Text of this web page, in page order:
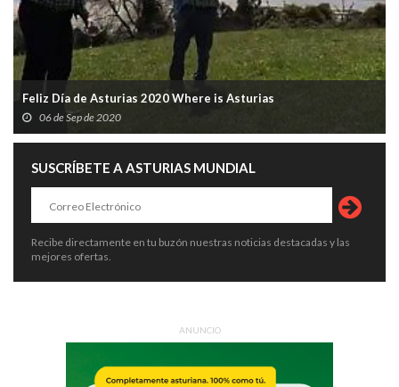
Feliz Día de Asturias 2020 Where is Asturias
06 de Sep de 2020
SUSCRÍBETE A ASTURIAS MUNDIAL
Recibe directamente en tu buzón nuestras noticias destacadas y las
mejores ofertas.
ANUNCIO